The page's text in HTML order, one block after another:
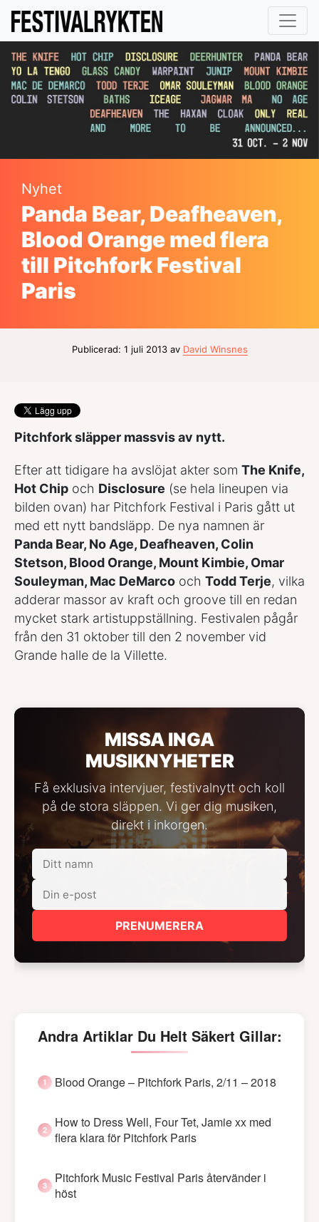
Nyhet
Panda Bear, Deafheaven,
Blood Orange med flera
till Pitchfork Festival
Paris
Publicerad: 1 juli 2013 av David Winsnes
Pitchfork släpper massvis av nytt.
Efter att tidigare ha avslöjat akter som The Knife,
Hot Chip och Disclosure (se hela lineupen via
bilden ovan) har Pitchfork Festival i Paris gått ut
med ett nytt bandsläpp. De nya namnen är
Panda Bear, No Age, Deafheaven, Colin
Stetson, Blood Orange, Mount Kimbie, Omar
Souleyman, Mac DeMarco och Todd Terje, vilka
adderar massor av kraft och groove till en redan
mycket stark artistuppställning. Festivalen pågår
från den 31 oktober till den 2 november vid
Grande halle de la Villette.
MISSA INGA
MUSIKNYHETER
Få exklusiva intervjuer, festivalnytt och koll
på de stora släppen. Vi ger dig musiken,
direkt i inkorgen.
PRENUMERERA
Andra Artiklar Du Helt Säkert Gillar:
Blood Orange – Pitchfork Paris, 2/11 – 2018
How to Dress Well, Four Tet, Jamie xx med
flera klara för Pitchfork Paris
Pitchfork Music Festival Paris återvänder i
höst